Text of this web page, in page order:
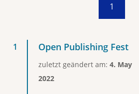
1
Open Publishing Fest
zuletzt geändert am: 4. May
2022